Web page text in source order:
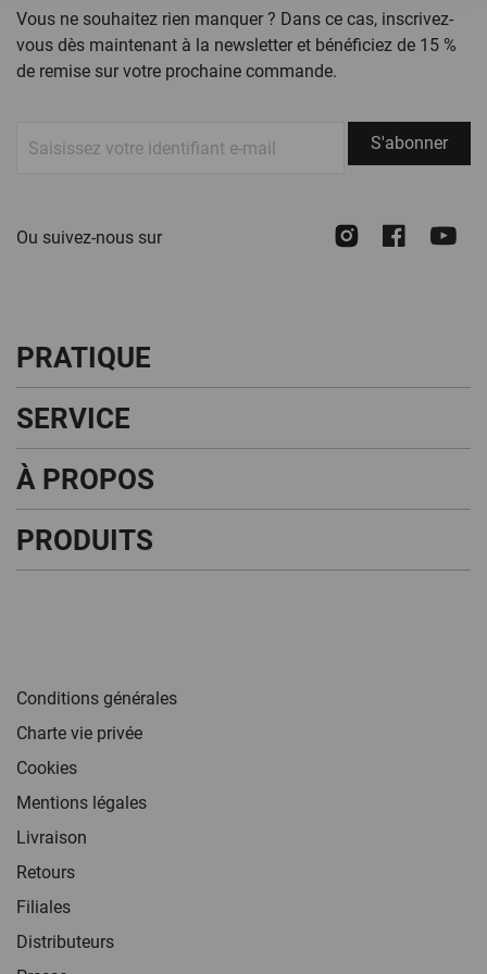
page
Vous ne souhaitez rien manquer ? Dans ce cas, inscrivez-
vous dès maintenant à la newsletter et bénéficiez de 15 %
de remise sur votre prochaine commande.
S'abonner
Ou suivez-nous sur Instagram
PRATIQUE
SERVICE
À PROPOS
PRODUITS
Conditions générales
Charte vie privée
Cookies
Mentions légales
Livraison
Retours
Filiales
Distributeurs